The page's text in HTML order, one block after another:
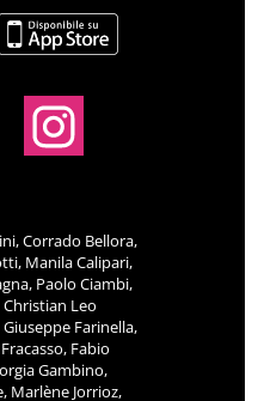
Corrado Bellora,
Manila Calipari,
Paolo Ciambi,
Leo
Farinella,
Fabio
Gambino,
Marlène Jorrioz,